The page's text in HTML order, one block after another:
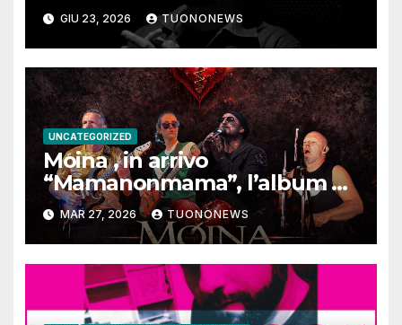
memoria, musica e identità
GIU 23, 2026 TUONONEWS
UNCATEGORIZED
Moina , in arrivo
“Mamanonmama”, l’album di
debutto per Ghost Record
MAR 27, 2026 TUONONEWS